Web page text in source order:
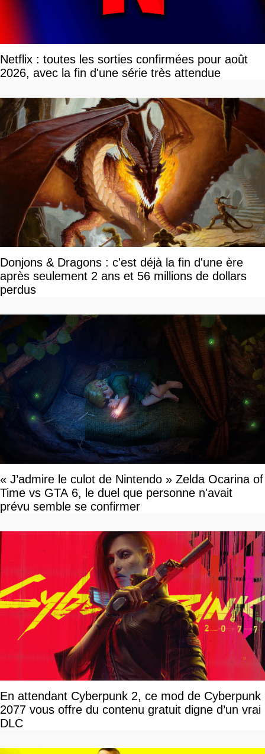
Netflix : toutes les sorties confirmées pour août
2026, avec la fin d'une série très attendue
Donjons & Dragons : c'est déjà la fin d'une ère
après seulement 2 ans et 56 millions de dollars
perdus
« J’admire le culot de Nintendo » Zelda Ocarina of
Time vs GTA 6, le duel que personne n'avait
prévu semble se confirmer
En attendant Cyberpunk 2, ce mod de Cyberpunk
2077 vous offre du contenu gratuit digne d’un vrai
DLC